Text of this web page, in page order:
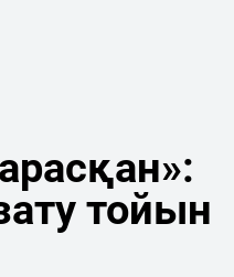
тойын